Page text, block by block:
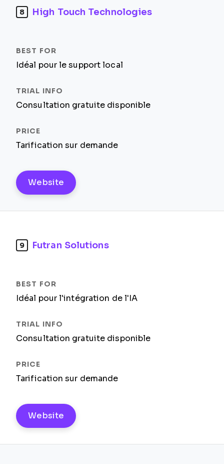
8 High Touch Technologies
Idéal pour le support local
Consultation gratuite disponible
Tarification sur demande
Website
9 Futran Solutions
Idéal pour l'intégration de l'IA
Consultation gratuite disponible
Tarification sur demande
Website